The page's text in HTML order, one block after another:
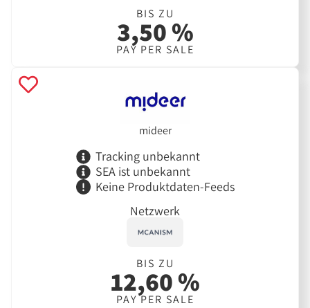
BIS ZU
3,50 %
PAY PER SALE
mideer
Tracking unbekannt
SEA ist unbekannt
Keine Produktdaten-Feeds
Netzwerk
BIS ZU
12,60 %
PAY PER SALE